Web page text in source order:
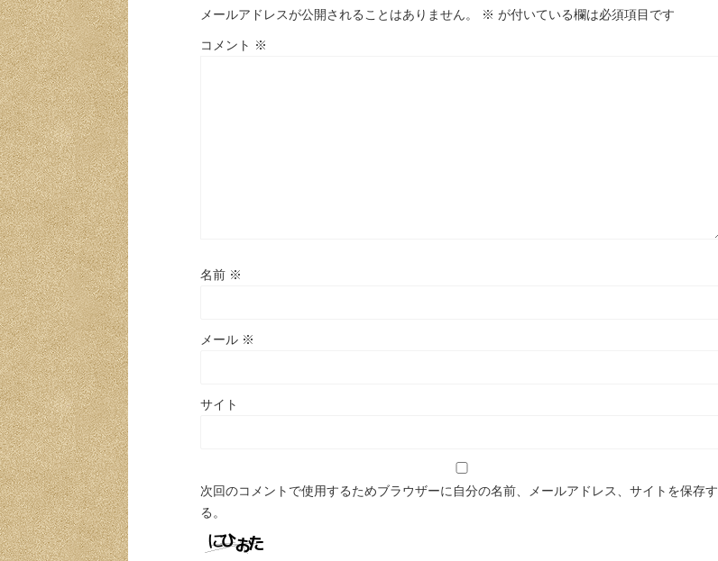
メールアドレスが公開されることはありません。 ※ が付いている欄は必須項目です
コメント ※
名前 ※
メール ※
サイト
次回のコメントで使用するためブラウザーに自分の名前、メールアドレス、サイトを保存す
る。